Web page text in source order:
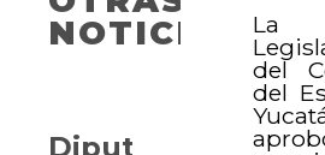
La
del
del
NOTICIAS
Diputadas